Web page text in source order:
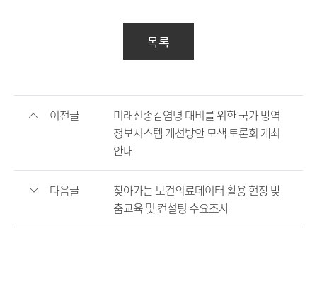
목록
이전글
미래신종감염병 대비를 위한 국가 방역
정보시스템 개선방안 모색 토론회 개최
안내
다음글
찾아가는 보건의료데이터 활용 현장 맞
춤교육 및 컨설팅 수요조사